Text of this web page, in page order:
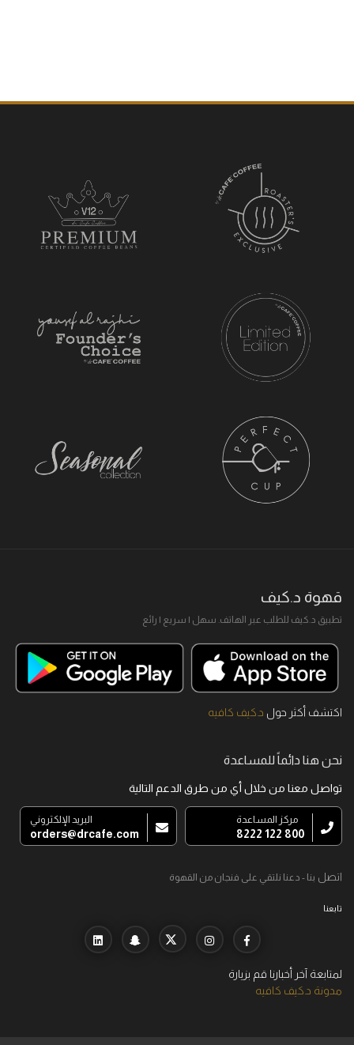
قهوة د.كيف
تطبيق د.كيف للطلب عبر الهاتف. سهل I سريع I رائع
اكتشف أكثر حول د.كيف كافيه
نحن هنا دائماً للمساعدة
تواصل معنا من خلال أي من طرق الدعم التالية
مركز المساعدة
800 122 8222
البريد الإلكتروني
orders@drcafe.com
اتصل بنا - دعنا نلتقي على فنجان من القهوة
تابعنا
لمتابعة آخر أخبارنا قم بزيارة
مدونة د.كيف كافيه